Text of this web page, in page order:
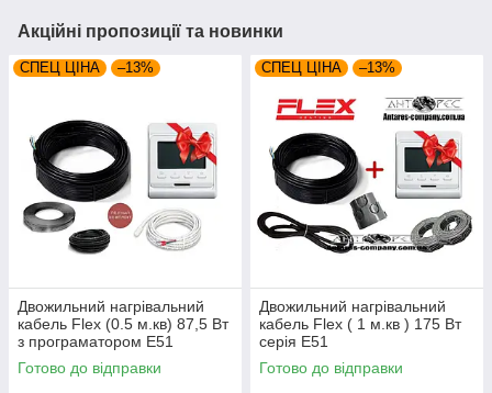
Акційні пропозиції та новинки
СПЕЦ ЦІНА –13%
Двожильний нагрівальний
кабель Flex (0.5 м.кв) 87,5 Вт
з програматором E51
Готово до відправки
СПЕЦ ЦІНА –13%
Двожильний нагрівальний
кабель Flex ( 1 м.кв ) 175 Вт
серія E51
Готово до відправки